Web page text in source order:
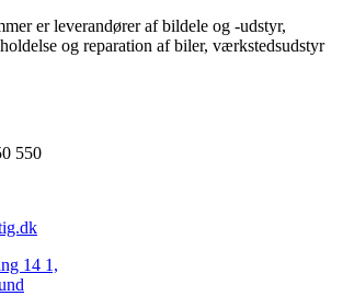
er leverandører af bildele og -udstyr,
og reparation af biler, værkstedsudstyr
550
14 1,